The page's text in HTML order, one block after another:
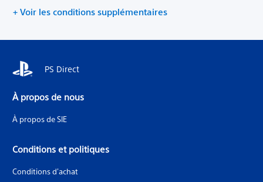
+ Voir les conditions supplémentaires
PS Direct
À propos de nous
À propos de SIE
Conditions et politiques
Conditions d'achat